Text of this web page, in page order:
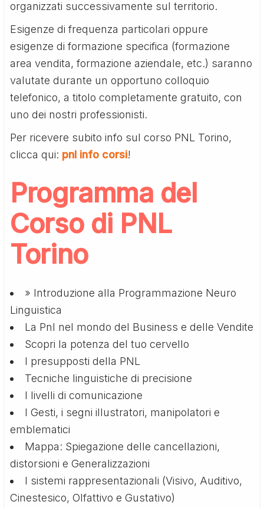
organizzati successivamente sul territorio.
Esigenze di frequenza particolari oppure
esigenze di formazione specifica (formazione
area vendita, formazione aziendale, etc.) saranno
valutate durante un opportuno colloquio
telefonico, a titolo completamente gratuito, con
uno dei nostri professionisti.
Per ricevere subito info sul corso PNL Torino,
clicca qui: pnl info corsi!
Programma del
Corso di PNL
Torino
» Introduzione alla Programmazione Neuro
Linguistica
La Pnl nel mondo del Business e delle Vendite
Scopri la potenza del tuo cervello
I presupposti della PNL
Tecniche linguistiche di precisione
I livelli di comunicazione
I Gesti, i segni illustratori, manipolatori e
emblematici
Mappa: Spiegazione delle cancellazioni,
distorsioni e Generalizzazioni
I sistemi rappresentazionali (Visivo, Auditivo,
Cinestesico, Olfattivo e Gustativo)